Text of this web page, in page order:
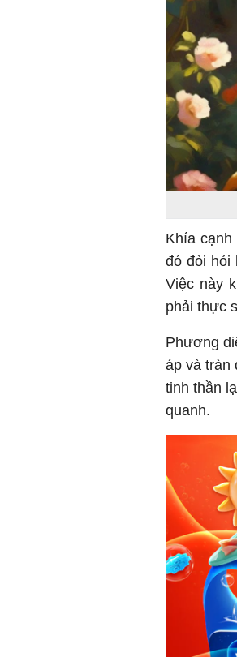
Khía
đó đòi hỏi
Việc này
phải thực
Phương
áp và tràn
tinh thần
quanh.